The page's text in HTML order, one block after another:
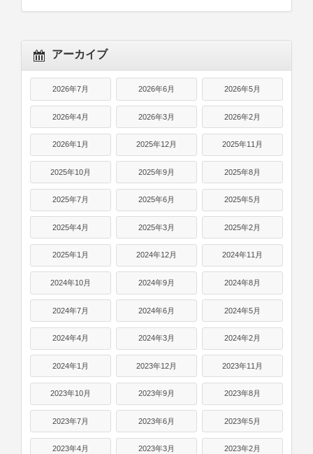
アーカイブ
2026年7月 2026年6月 2026年5月
2026年4月 2026年3月 2026年2月
2026年1月 2025年12月 2025年11月
2025年10月 2025年9月 2025年8月
2025年7月 2025年6月 2025年5月
2025年4月 2025年3月 2025年2月
2025年1月 2024年12月 2024年11月
2024年10月 2024年9月 2024年8月
2024年7月 2024年6月 2024年5月
2024年4月 2024年3月 2024年2月
2024年1月 2023年12月 2023年11月
2023年10月 2023年9月 2023年8月
2023年7月 2023年6月 2023年5月
2023年4月 2023年3月 2023年2月